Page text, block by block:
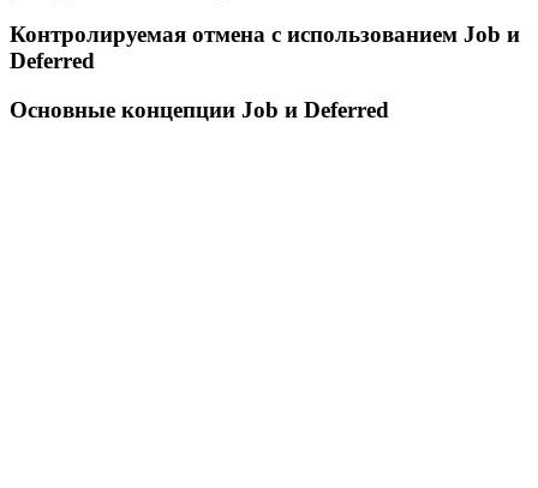
Контролируемая отмена с использованием Job и
Deferred
Основные концепции Job и Deferred